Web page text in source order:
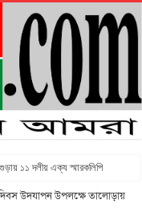
১১ দলীয় এক্য স্মারকলিপি
উদযাপন উপলক্ষে তালোড়ায়